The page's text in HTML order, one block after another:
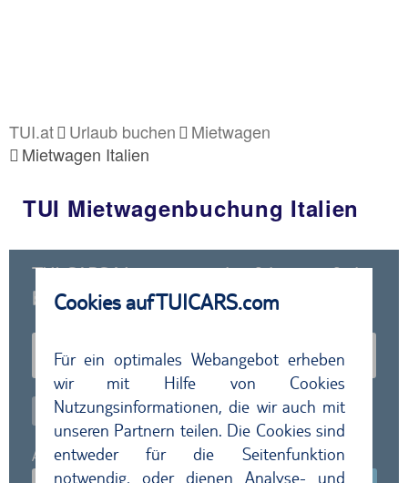
TUI.at Urlaub buchen
Mietwagen
Mietwagen Italien
TUI Mietwagenbuchung Italien